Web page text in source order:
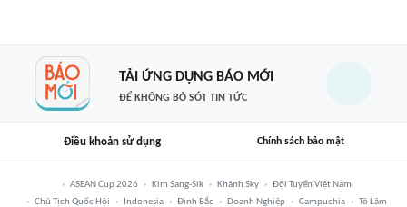
TẢI ỨNG DỤNG BÁO MỚI
ĐỂ KHÔNG BỎ SÓT TIN TỨC
Điều khoản sử dụng Chính sách bảo mật
ASEAN Cup 2026 Kim Sang-Sik Khánh Sky
Đội Tuyển Việt Nam
Chủ Tịch Quốc Hội
Indonesia Đình Bắc Doanh Nghiệp Campuchia Tô Lâm